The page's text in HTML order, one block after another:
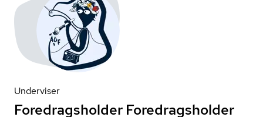
Underviser
Foredragsholder Foredragsholder